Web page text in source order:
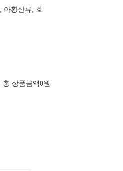
아황산류, 호
총 상품금액0원